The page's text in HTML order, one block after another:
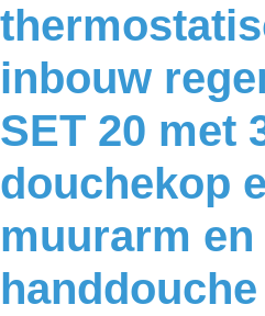
inbouw
SET 20 met
douchekop
muurarm en
handdouche